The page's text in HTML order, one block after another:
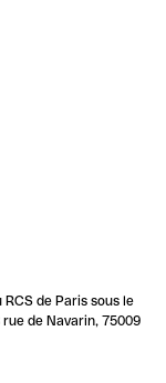
de Paris sous le
de Navarin, 75009